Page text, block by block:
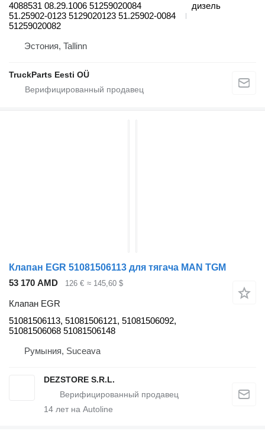
4088531 08.29.1006 51259020084
51.25902-0123 5129020123 51.25902-0084
51259020082
дизель
Эстония, Tallinn
TruckParts Eesti OÜ
Клапан EGR 51081506113 для тягача MAN TGM
53 170 AMD
126 € ≈ 145,60 $
Клапан EGR
51081506113, 51081506121, 51081506092,
51081506068 51081506148
Румыния, Suceava
DEZSTORE S.R.L.
14 лет на Autoline